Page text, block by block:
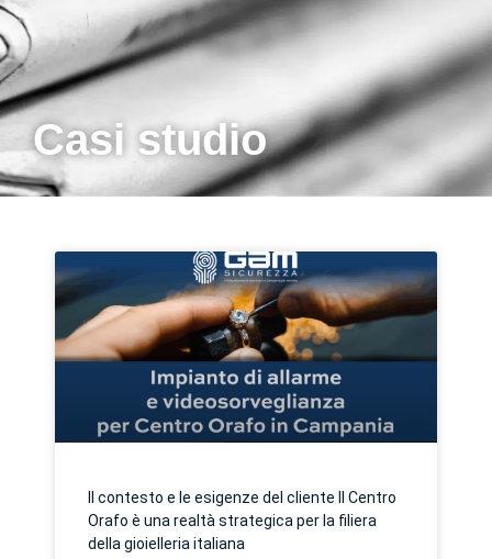
Casi studio
Il contesto e le esigenze del cliente Il Centro
Orafo è una realtà strategica per la filiera
della gioielleria italiana